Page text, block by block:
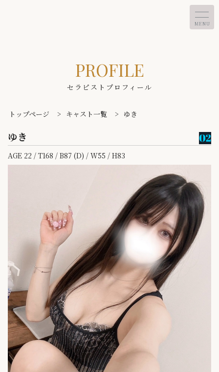
MENU
セラピストプロフィール
PROFILE
トップページ > キャスト一覧 > ゆき
ゆき
AGE 22 / T168 / B87 (D) / W55 / H83